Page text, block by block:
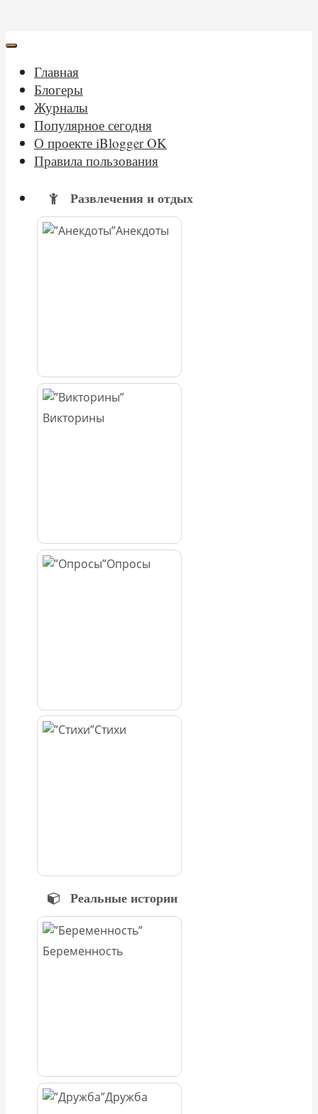
Главная
Блогеры
Журналы
Популярное сегодня
О проекте iBlogger OK
Правила пользования
Развлечения и отдых
Анекдоты
Викторины
Опросы
Стихи
Реальные истории
Беременность
Дружба